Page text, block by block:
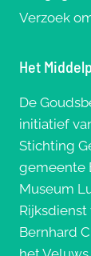
Verzoek
Het
De
initiatief
Stichting
gemeente
Museum
Bernhard